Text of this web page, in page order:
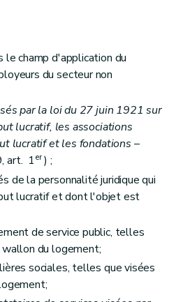
le champ d'application du
du secteur non
par la loi du 27 juin 1921 sur
lucratif, les associations
lucratif et les fondations –
art. 1er) ;
de la personnalité juridique qui
lucratif et dont l'objet est
de service public, telles
du logement;
sociales, telles que visées